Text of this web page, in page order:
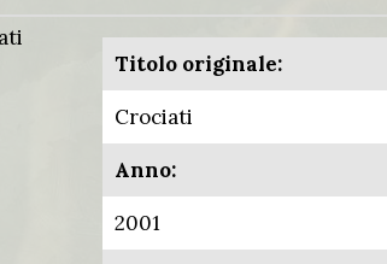
Titolo originale:
Crociati
Anno:
2001